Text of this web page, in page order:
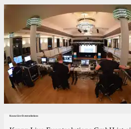
Kranz Live Eventsolutions